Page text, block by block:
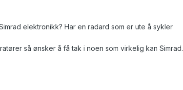
elektronikk? Har en radard som er ute å sykler
så ønsker å få tak i noen som virkelig kan Simrad.